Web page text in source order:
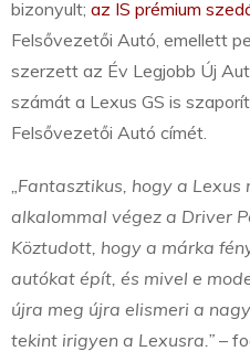
bizonyult; az IS prémium
Felsővezetői Autó, emellett
szerzett az Év Legjobb Új
számát a Lexus GS is
Felsővezetői Autó címét.
„Fantasztikus, hogy a
alkalommal végez a Driver
Köztudott, hogy a márka
autókat épít, és mivel e
újra meg újra elismeri a
tekint irigyen a Lexusra.” –